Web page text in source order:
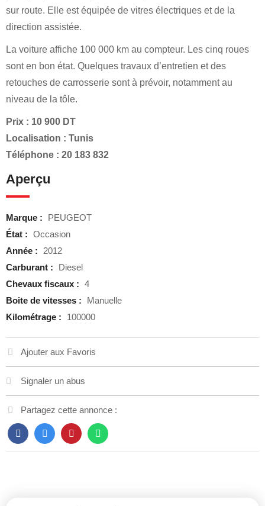
sur route. Elle est équipée de vitres électriques et de la
direction assistée.
La voiture affiche 100 000 km au compteur. Les cinq roues
sont en bon état. Quelques travaux d’entretien et des
retouches de carrosserie sont à prévoir, notamment au
niveau de la tôle.
Prix : 10 900 DT
Localisation : Tunis
Téléphone : 20 183 832
Aperçu
Marque :
PEUGEOT
État : Occasion
Année :
2012
Carburant :
Diesel
Chevaux fiscaux : 4
Boite de vitesses :
Manuelle
Kilométrage :
100000
Ajouter aux Favoris
Signaler un abus
Partagez cette annonce :